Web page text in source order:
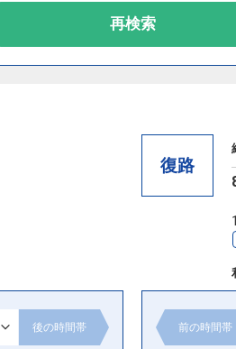
再検索
後の時間帯
復路
前の時間帯